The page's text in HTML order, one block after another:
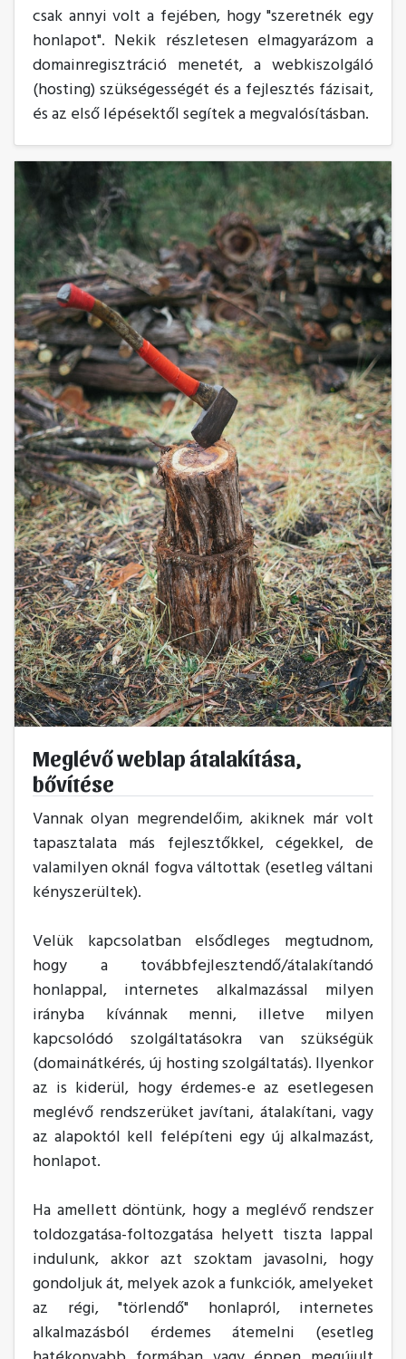
csak annyi volt a fejében, hogy "szeretnék egy
honlapot". Nekik részletesen elmagyarázom a
domainregisztráció menetét, a webkiszolgáló
(hosting) szükségességét és a fejlesztés fázisait,
és az első lépésektől segítek a megvalósításban.
Meglévő weblap átalakítása,
bővítése
Vannak olyan megrendelőim, akiknek már volt
tapasztalata más fejlesztőkkel, cégekkel, de
valamilyen oknál fogva váltottak (esetleg váltani
kényszerültek).
Velük kapcsolatban elsődleges megtudnom,
hogy a továbbfejlesztendő/átalakítandó
honlappal, internetes alkalmazással milyen
irányba kívánnak menni, illetve milyen
kapcsolódó szolgáltatásokra van szükségük
(domainátkérés, új hosting szolgáltatás). Ilyenkor
az is kiderül, hogy érdemes-e az esetlegesen
meglévő rendszerüket javítani, átalakítani, vagy
az alapoktól kell felépíteni egy új alkalmazást,
honlapot.
Ha amellett döntünk, hogy a meglévő rendszer
toldozgatása-foltozgatása helyett tiszta lappal
indulunk, akkor azt szoktam javasolni, hogy
gondoljuk át, melyek azok a funkciók, amelyeket
az régi, "törlendő" honlapról, internetes
alkalmazásból érdemes átemelni (esetleg